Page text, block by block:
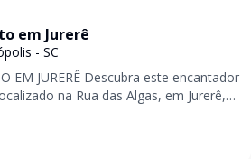
em Jurerê
- SC
EM JURERÊ Descubra este encantador
na Rua das Algas, em Jurerê,
espaço é ideal para quem deseja
e tranquilidade da região. O imóvel